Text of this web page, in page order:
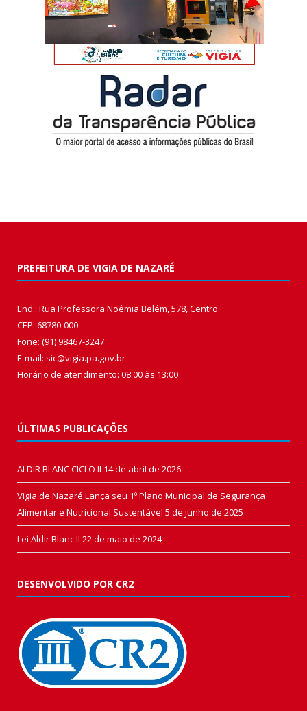
PREFEITURA DE VIGIA DE NAZARÉ
End.: Rua Professora Noêmia Belém, 578, Centro
CEP: 68780-000
Fone: (91) 98467-3247
E-mail: sic@vigia.pa.gov.br
Horário de atendimento: 08:00 às 13:00
ÚLTIMAS PUBLICAÇÕES
ALDIR BLANC CICLO II 14 de abril de 2026
Vigia de Nazaré Lança seu 1º Plano Municipal de Segurança
Alimentar e Nutricional Sustentável 5 de junho de 2025
Lei Aldir Blanc II 22 de maio de 2024
DESENVOLVIDO POR CR2